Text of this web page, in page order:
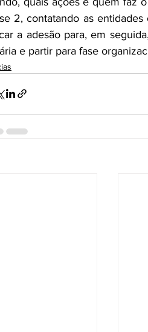
2, contatando as
a adesão para, em
e partir para fase